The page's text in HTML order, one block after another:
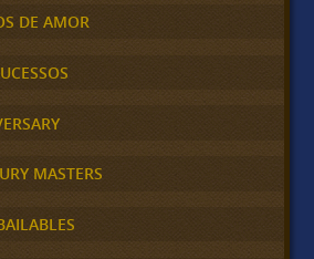
DE AMOR
MASTERS